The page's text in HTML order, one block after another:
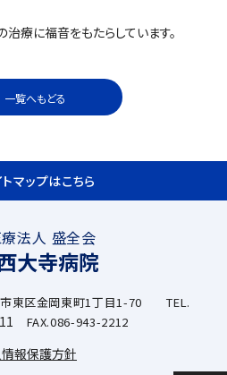
療に福音をもたらしています。
一覧へもどる
マップはこちら
法人 盛全会
大寺病院
東区金岡東町1丁目1-70 TEL.
FAX.086-943-2212
報保護方針